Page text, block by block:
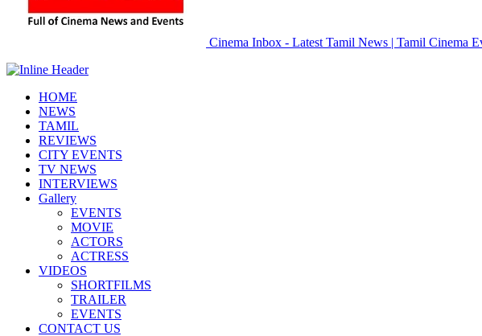
Cinema Inbox - Latest Tamil News | Tamil Cinema
HOME
NEWS
TAMIL
REVIEWS
CITY EVENTS
TV NEWS
INTERVIEWS
Gallery
EVENTS
MOVIE
ACTORS
ACTRESS
VIDEOS
SHORTFILMS
TRAILER
EVENTS
CONTACT US